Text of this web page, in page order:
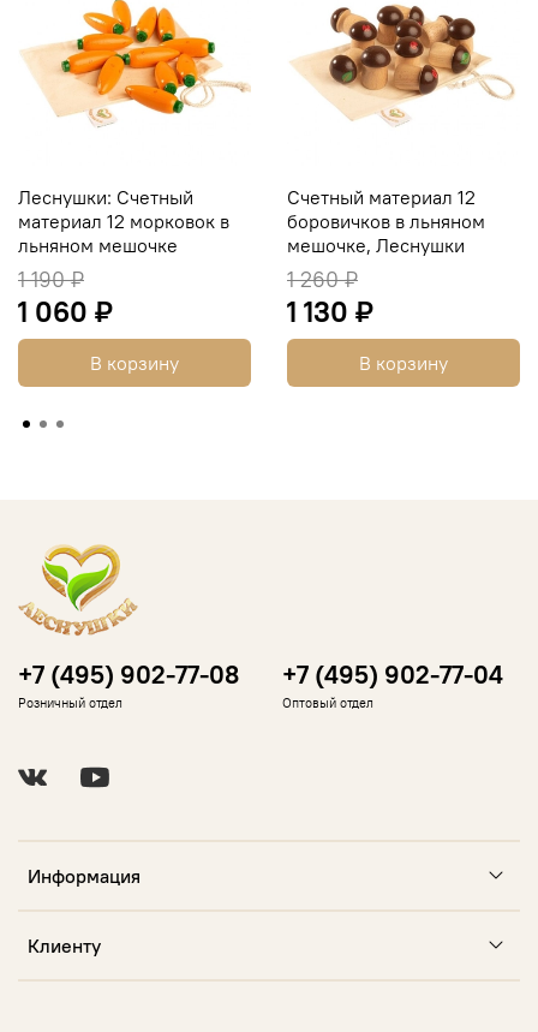
Леснушки: Счетный
материал 12 морковок в
льняном мешочке
1 190 ₽
1 060 ₽
В корзину
Счетный материал 12
боровичков в льняном
мешочке, Леснушки
1 260 ₽
1 130 ₽
В корзину
Информация
Клиенту
+7 (495) 902-77-08
Розничный отдел
+7 (495) 902-77-04
Оптовый отдел